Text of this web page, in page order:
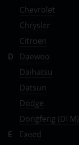
Chevrolet
Chrysler
Citroen
D
Daewoo
Daihatsu
Datsun
Dodge
Dongfeng (DFM)
E
Exeed